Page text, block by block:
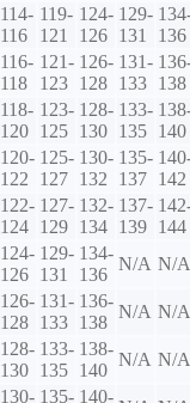
114-
116
119-
121
124-
126
129-
131
136
116-
118
121-
123
126-
128
131-
133 138
118-
120
123-
125
128-
130
133-
135 140
120-
122
125-
127
130-
132
135-
137 142
122-
124
127-
129
132-
134
137-
139 144
124-
126
129-
131
134-
136
N/A N/A
126-
128
131-
133
136-
138
N/A N/A
128-
130
133-
135
138-
140
N/A N/A
130- 135- 140-